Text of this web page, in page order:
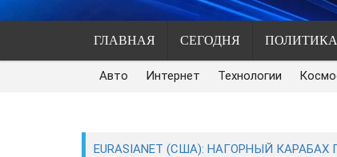
ГЛАВНАЯ СЕГОДНЯ ПОЛИТИКА
Авто Интернет Технологии
EURASIANET (США): НАГОРНЫЙ